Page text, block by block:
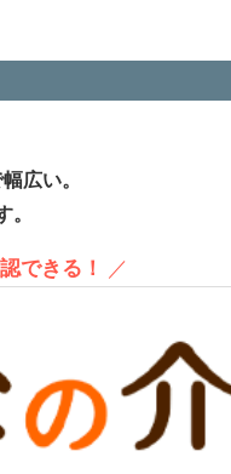
広い。
できる！ ／